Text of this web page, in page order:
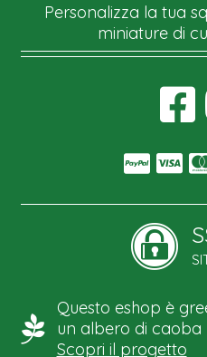
Personalizza la tua
miniature di
Questo eshop è
un albero di caoba
Scopri il progetto